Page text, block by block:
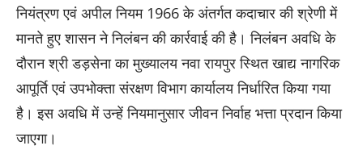
नियंत्रण एवं अपील नियम 1966 के अंतर्गत कदाचार की श्रेणी में
मानते हुए शासन ने निलंबन की कार्रवाई की है। निलंबन अवधि के
दौरान श्री डड़सेना का मुख्यालय नवा रायपुर स्थित खाद्य नागरिक
आपूर्ति एवं उपभोक्ता संरक्षण विभाग कार्यालय निर्धारित किया गया
है। इस अवधि में उन्हें नियमानुसार जीवन निर्वाह भत्ता प्रदान किया
जाएगा।